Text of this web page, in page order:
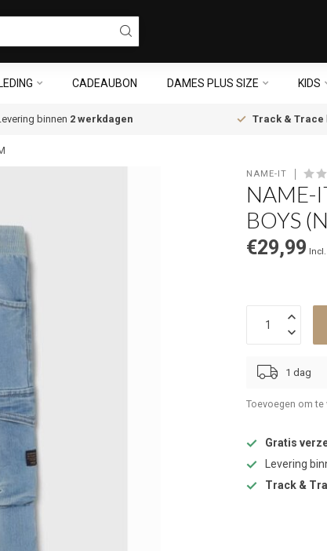
CADEAUBON DAMES PLUS SIZE KIDS
binnen 2 werkdagen Track & Trace
NAME-IT
NAME-
BOYS
€29,99
1 dag
Toevoegen om te
Gratis
Levering
Track &